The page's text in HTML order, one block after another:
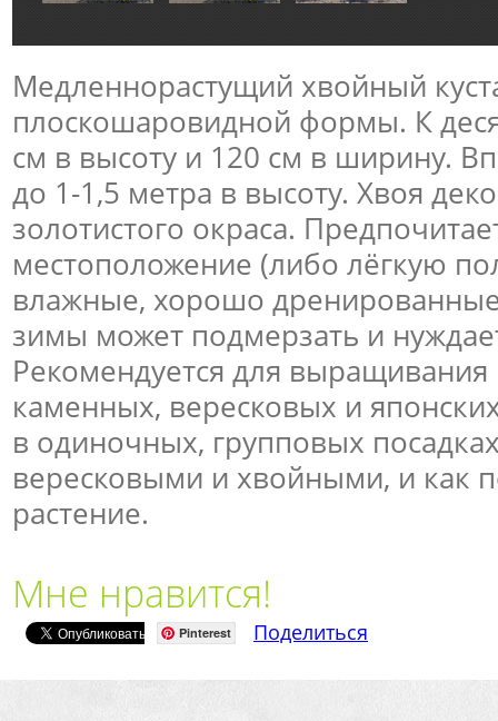
Медленнорастущий хвойный
плоскошаровидной формы. К
см в высоту и 120 см в ширину.
до 1-1,5 метра в высоту. Хвоя
золотистого окраса.
местоположение (либо лёгкую
влажные, хорошо
зимы может подмерзать и
Рекомендуется для
каменных, вересковых и
в одиночных, групповых
вересковыми и хвойными, и как
растение.
Мне нравится!
Pinterest Поделиться